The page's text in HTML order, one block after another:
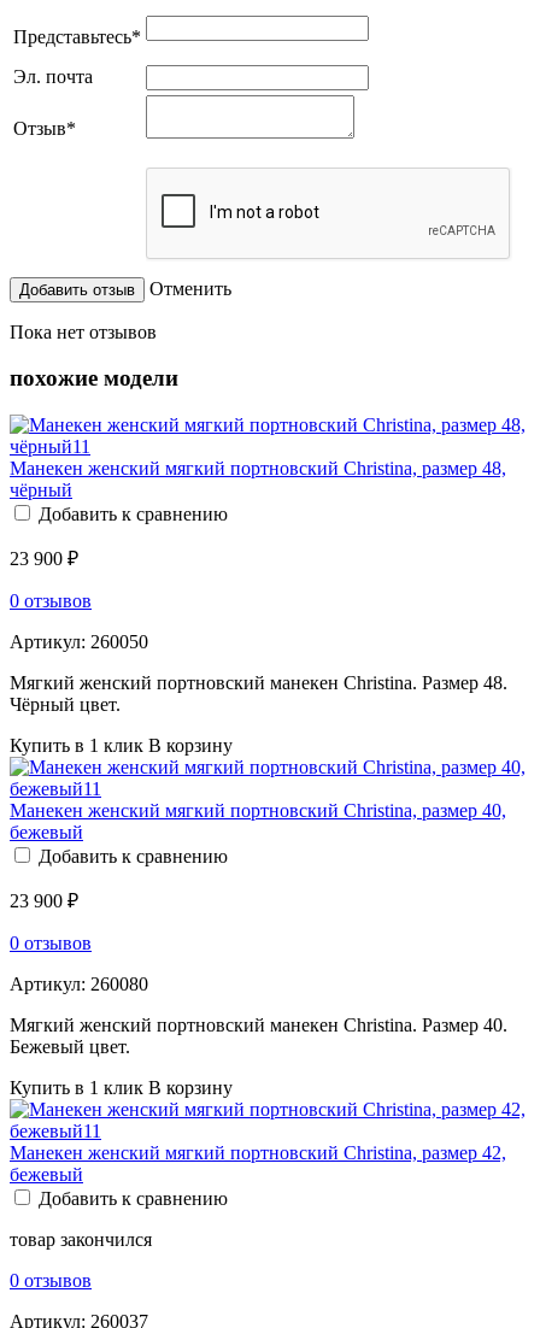
Представьтесь*
Эл. почта
Отзыв*
Отменить
Пока нет отзывов
похожие модели
Манекен женский мягкий портновский Christina, размер 48,
чёрный
Добавить к сравнению
23 900 ₽
0 отзывов
Артикул: 260050
Мягкий женский портновский манекен Christina. Размер 48.
Чёрный цвет.
Купить в 1 клик В корзину
Манекен женский мягкий портновский Christina, размер 40,
бежевый
Добавить к сравнению
23 900 ₽
0 отзывов
Артикул: 260080
Мягкий женский портновский манекен Christina. Размер 40.
Бежевый цвет.
Купить в 1 клик В корзину
Манекен женский мягкий портновский Christina, размер 42,
бежевый
Добавить к сравнению
товар закончился
0 отзывов
Артикул: 260037